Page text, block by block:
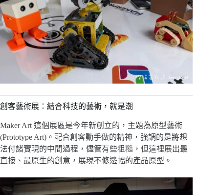
創客藝術展：結合科技的藝術，就是潮
Maker Art 這個展區是今年新創立的，主題為原型藝術
(Prototype Art)。配合創客動手做的精神，強調的是將想
法付諸實現的中間過程，儘管有些粗糙，但這裡展出最
直接、最原生的創意，展現不修邊幅的產品原型。